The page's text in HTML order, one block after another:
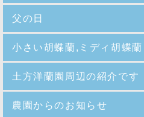
父の日
小さい胡蝶蘭,ミディ胡蝶蘭
土方洋蘭園周辺の紹介です
農園からのお知らせ